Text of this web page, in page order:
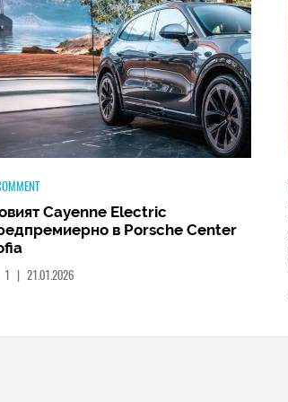
FreeClip 2 –
завръщане на
добрите слушалки на Huawei